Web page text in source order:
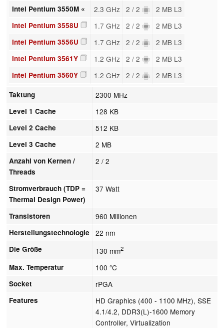
Intel Pentium 3550M « 2.3 GHz 2 / 2 2 MB L3
Intel Pentium 3558U 1.7 GHz 2 / 2 2 MB L3
Intel Pentium 3556U 1.7 GHz 2 / 2 2 MB L3
Intel Pentium 3561Y 1.2 GHz 2 / 2 2 MB L3
Intel Pentium 3560Y 1.2 GHz 2 / 2 2 MB L3
Taktung 2300 MHz
Level 1 Cache 128 KB
Level 2 Cache 512 KB
Level 3 Cache 2 MB
Anzahl von Kernen /
Threads
2 / 2
Stromverbrauch (TDP =
Thermal Design Power)
37 Watt
Transistoren 960 Millionen
Herstellungstechnologie 22 nm
Die Größe 130 mm2
Max. Temperatur 100 °C
Socket rPGA
Features
HD Graphics (400 - 1100 MHz), SSE
4.1/4.2, DDR3(L)-1600 Memory
Controller, Virtualization